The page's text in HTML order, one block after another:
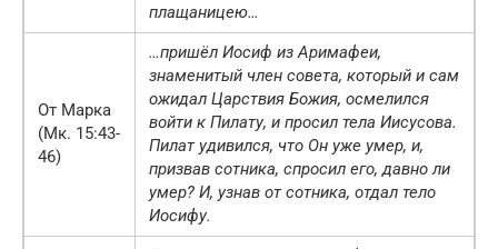
плащаницею…
От Марка
(Мк. 15:43-
46)
…пришёл Иосиф из Аримафеи,
знаменитый член совета, который и сам
ожидал Царствия Божия, осмелился
войти к Пилату, и просил тела Иисусова.
Пилат удивился, что Он уже умер, и,
призвав сотника, спросил его, давно ли
умер? И, узнав от сотника, отдал тело
Иосифу.